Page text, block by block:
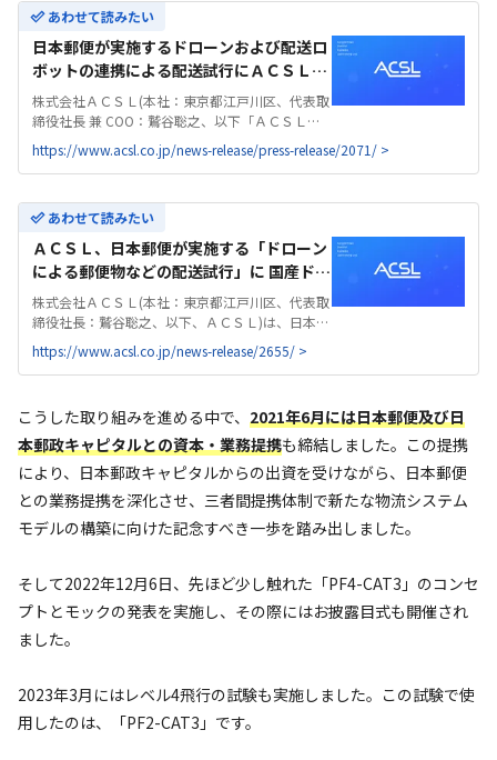
あわせて読みたい
日本郵便が実施するドローンおよび配送ロ
ボットの連携による配送試行にＡＣＳＬの
国産ドローンを提供 - 国産産業用ドローン
のACSL | 株式会社ＡＣＳＬ
株式会社ＡＣＳＬ(本社：東京都江戸川区、代表取
締役社長 兼 COO：鷲谷聡之、以下「ＡＣＳＬ」)
は、日本郵便株式会社（本社：東京都千代田区、
代表取締役社長：衣川 和秀、以下「日本郵便」）
が実施するドローンおよび配送ロボットの連携に
よる配送試...
https://www.acsl.co.jp/news-release/press-release/2071/ >
あわせて読みたい
ＡＣＳＬ、日本郵便が実施する「ドローン
による郵便物などの配送試行」に 国産ドロ
ーンを提供 - 国産産業用ドローンのACSL |
株式会社ＡＣＳＬ
株式会社ＡＣＳＬ(本社：東京都江戸川区、代表取
締役社長：鷲谷聡之、以下、ＡＣＳＬ)は、日本郵
便株式会社（本社：東京都千代田区、代表取締役
社長：衣川 和秀、以下、日本郵便）が実施するド
ローンによる、郵便物などの配送試行に、国産ド
https://www.acsl.co.jp/news-release/2655/ >
こうした取り組みを進める中で、 2021年6月には日本郵便及び日
本郵政キャピタルとの資本・業務提携も締結しました。この提携
により、日本郵政キャピタルからの出資を受けながら、日本郵便
との業務提携を深化させ、三者間提携体制で新たな物流システム
モデルの構築に向けた記念すべき一歩を踏み出しました。
そして2022年12月6日、先ほど少し触れた「PF4-CAT3」のコンセ
プトとモックの発表を実施し、その際にはお披露目式も開催され
ました。
2023年3月にはレベル4飛行の試験も実施しました。この試験で使
用したのは、「PF2-CAT3」です。